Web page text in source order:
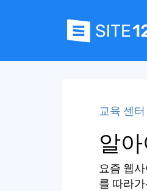
교육 센터
알
요즘 웹
를 따라